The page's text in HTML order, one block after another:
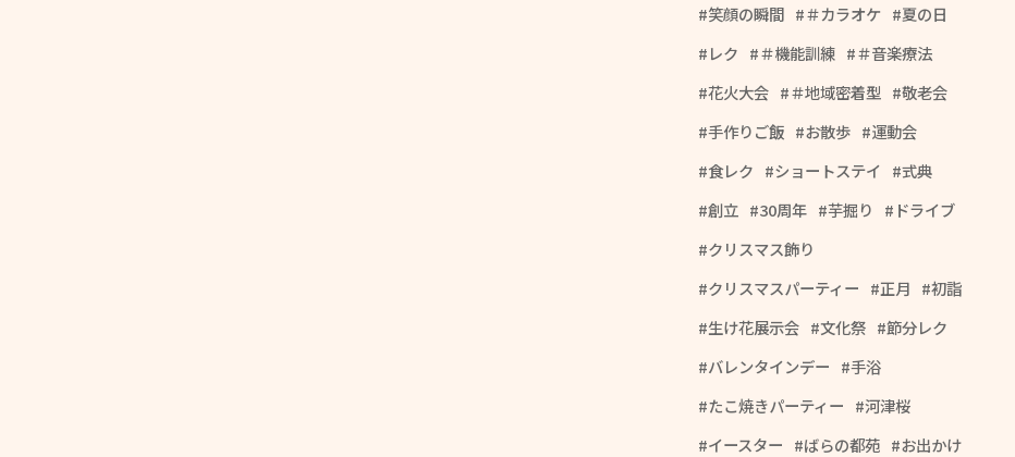
笑顔の瞬間
＃カラオケ
夏の日
レク
＃機能訓練
＃音楽療法
花火大会
＃地域密着型
敬老会
手作りご飯
お散歩
運動会
食レク
ショートステイ
式典
創立
30周年 芋掘り
ドライブ
クリスマス飾り
クリスマスパーティー
正月
初詣
生け花展示会
文化祭
節分レク
バレンタインデー
手浴
たこ焼きパーティー
河津桜
イースター
ばらの都苑
お出かけ